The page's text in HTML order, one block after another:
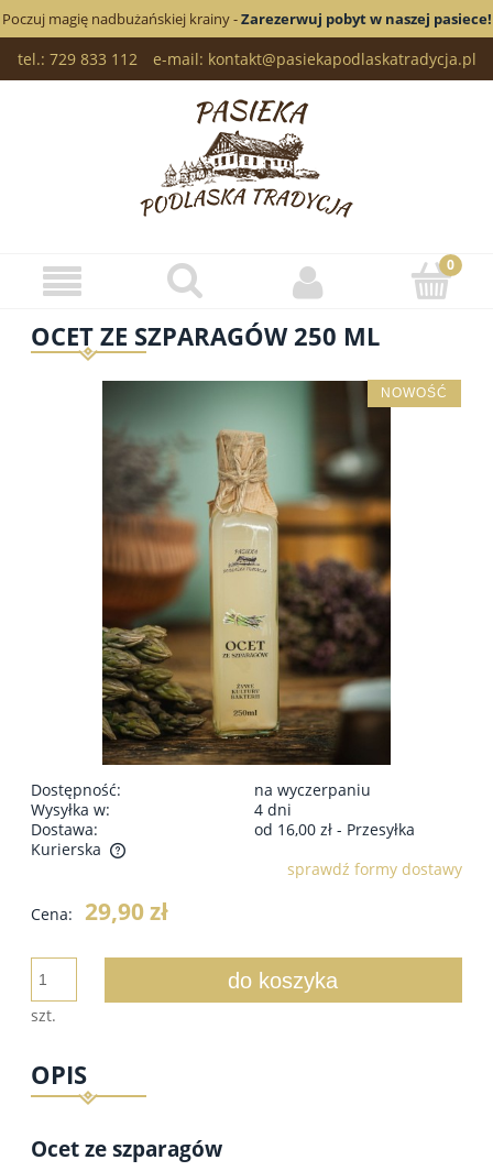
Poczuj magię nadbużańskiej krainy -Zarezerwuj pobyt w naszej pasiece!
tel.: 729 833 112 e-mail: kontakt@pasiekapodlaskatradycja.pl
OCET ZE SZPARAGÓW 250 ML
NOWOŚĆ
Dostępność:
na wyczerpaniu
Wysyłka w:
4 dni
Dostawa:
od 16,00 zł - Przesyłka
Kurierska
Cena nie zawiera ewentualnych kosztów płatności
sprawdź formy dostawy
Cena: 29,90 zł
szt.
do koszyka
OPIS
Ocet ze szparagów